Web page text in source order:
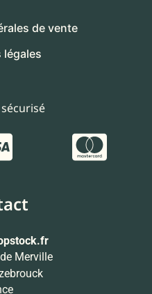
de vente
légales
Merville